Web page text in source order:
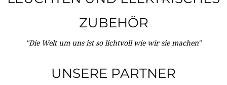
ZUBEHÖR
"Die Welt um uns ist so lichtvoll wie wir sie machen"
UNSERE PARTNER